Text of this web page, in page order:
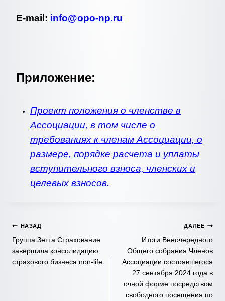
E-mail: info@opo-np.ru
Приложение:
Проект положения о членстве в
Ассоциации, в том числе о
требованиях к членам Ассоциации, о
размере, порядке расчета и уплаты
вступительного взноса, членских и
целевых взносов.
Навигация
по
НАЗАД
Группа Зетта Страхование
завершила консолидацию
страхового бизнеса non-life.
ДАЛЕЕ
Итоги Внеочередного
Общего собрания Членов
Ассоциации состоявшегося
27 сентября 2024 года в
очной форме посредством
свободного посещения по